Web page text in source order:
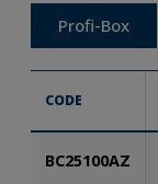
Profi-Box
CODE
BC25100AZ